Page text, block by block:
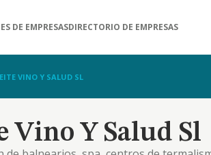
DE EMPRESASDIRECTORIO DE EMPRESAS
VINO Y SALUD SL
Vino Y Salud Sl